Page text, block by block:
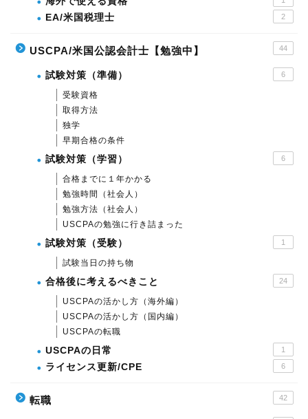
EA/米国税理士 2
USCPA/米国公認会計士【勉強中】 44
試験対策（準備） 6
受験資格
取得方法
独学
早期合格の条件
試験対策（学習） 6
合格までに１年かかる
勉強時間（社会人）
勉強方法（社会人）
USCPAの勉強に行き詰まった
試験対策（受験） 1
試験当日の持ち物
合格後に考えるべきこと 24
USCPAの活かし方（海外編）
USCPAの活かし方（国内編）
USCPAの転職
USCPAの日常 1
ライセンス更新/CPE 6
転職 42